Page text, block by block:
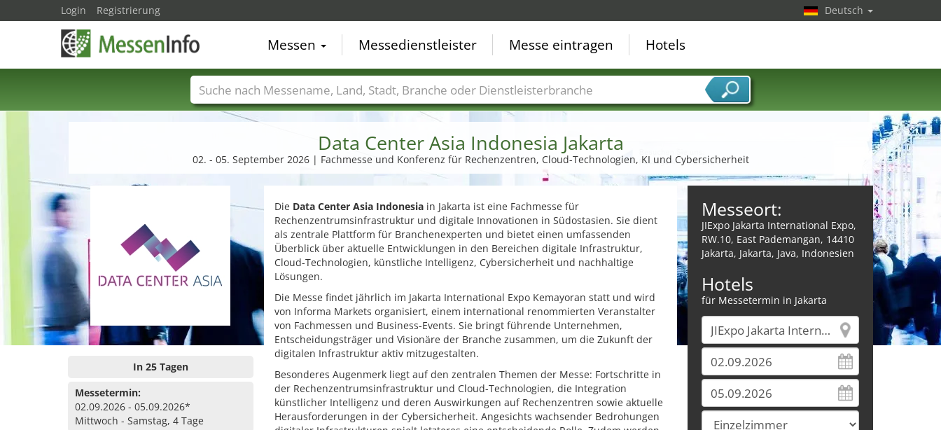
Data Center Asia Indonesia Jakarta
02. - 05. September 2026 | Fachmesse und Konferenz für Rechenzentren, Cloud-Technologien, KI und Cybersicherheit
In 25 Tagen
Messetermin:
02.09.2026 - 05.09.2026*
Mittwoch - Samstag, 4 Tage
Die Data Center Asia Indonesiain Jakarta ist eine Fachmesse für
Rechenzentrumsinfrastruktur und digitale Innovationen in Südostasien. Sie dient
als zentrale Plattform für Branchenexperten und bietet einen umfassenden
Überblick über aktuelle Entwicklungen in den Bereichen digitale Infrastruktur,
Cloud-Technologien, künstliche Intelligenz, Cybersicherheit und nachhaltige
Lösungen.
Die Messe findet jährlich im Jakarta International Expo Kemayoran statt und wird
von Informa Markets organisiert, einem international renommierten Veranstalter
von Fachmessen und Business-Events. Sie bringt führende Unternehmen,
Entscheidungsträger und Visionäre der Branche zusammen, um die Zukunft der
digitalen Infrastruktur aktiv mitzugestalten.
Besonderes Augenmerk liegt auf den zentralen Themen der Messe: Fortschritte in
der Rechenzentrumsinfrastruktur und Cloud-Technologien, die Integration
künstlicher Intelligenz und deren Auswirkungen auf Rechenzentren sowie aktuelle
Herausforderungen in der Cybersicherheit. Angesichts wachsender Bedrohungen
Messeort:
JIExpo Jakarta International Expo,
RW.10, East Pademangan, 14410
Jakarta, Jakarta, Java, Indonesien
Hotels
für Messetermin in Jakarta
Login Registrierung Deutsch
Messen Messedienstleister Messe eintragen Hotels
Messenamen Länder Städte Branchen Dienstleisterbranchen